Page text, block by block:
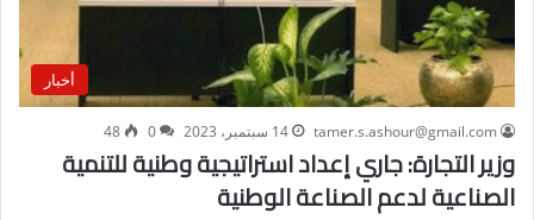
أخبار
tamer.s.ashour@gmail.com 14 سبتمبر، 2023 0
48
وزير التجارة: جاري إعداد استراتيجية وطنية للتنمية
الصناعية لدعم الصناعة الوطنية